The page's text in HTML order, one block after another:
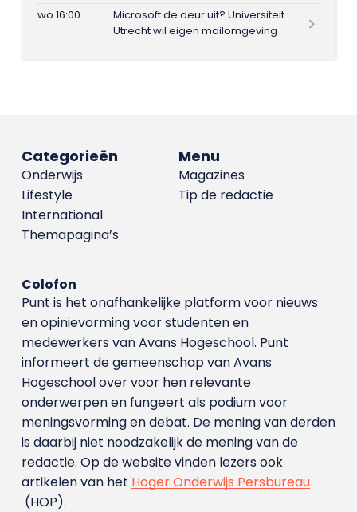
wo 16:00
Microsoft de deur uit? Universiteit
Utrecht wil eigen mailomgeving
Menu
Magazines
Tip de redactie
Categorieën
Onderwijs
Lifestyle
International
Themapagina’s
Colofon
Punt is het onafhankelijke platform voor nieuws
en opinievorming voor studenten en
medewerkers van Avans Hoge­school. Punt
informeert de gemeenschap van Avans
Hogeschool over voor hen relevante
onderwerpen en fungeert als podium voor
meningsvorming en debat. De mening van derden
is daarbij niet noodzakelijk de mening van de
redactie. Op de website vinden lezers ook
artikelen van het Hoger Onderwijs Persbureau
(HOP).